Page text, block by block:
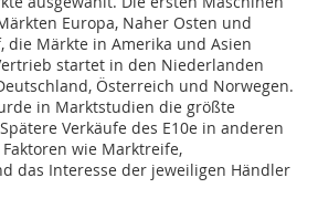
Europa, Naher Osten und
die Märkte in Amerika und Asien
startet in den Niederlanden
Österreich und Norwegen.
in Marktstudien die größte
Verkäufe des E10e in anderen
wie Marktreife,
das Interesse der jeweiligen Händler